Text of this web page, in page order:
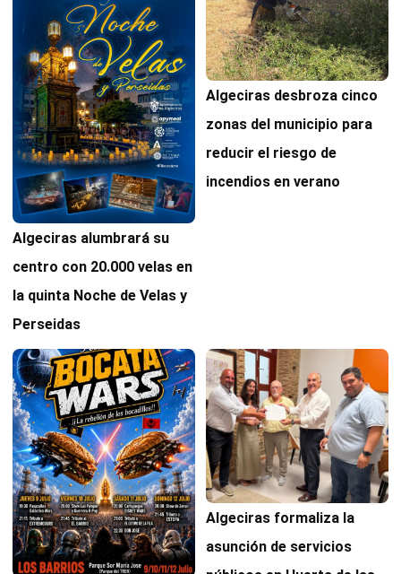
Algeciras alumbrará su
centro con 20.000 velas en
la quinta Noche de Velas y
Perseidas
Algeciras desbroza cinco
zonas del municipio para
reducir el riesgo de
incendios en verano
Algeciras formaliza la
asunción de servicios